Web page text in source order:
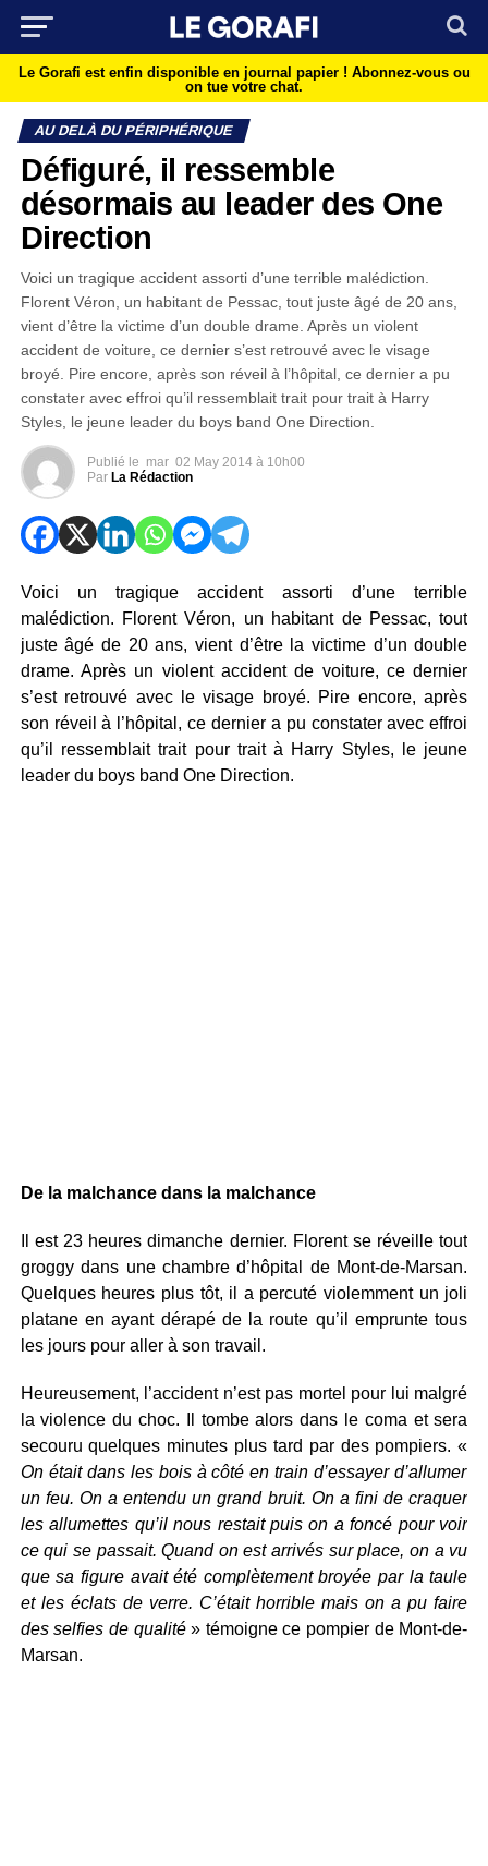
Le Gorafi est enfin disponible en journal papier ! Abonnez-vous ou
on tue votre chat.
AU DELÀ DU PÉRIPHÉRIQUE
Défiguré, il ressemble
désormais au leader des One
Direction
Voici un tragique accident assorti d’une terrible malédiction.
Florent Véron, un habitant de Pessac, tout juste âgé de 20 ans,
vient d’être la victime d’un double drame. Après un violent
accident de voiture, ce dernier s’est retrouvé avec le visage
broyé. Pire encore, après son réveil à l’hôpital, ce dernier a pu
constater avec effroi qu’il ressemblait trait pour trait à Harry
Styles, le jeune leader du boys band One Direction.
Publié le mar 02 May 2014 à 10h00
Par La Rédaction
Voici un tragique accident assorti d’une terrible
malédiction. Florent Véron, un habitant de Pessac, tout
juste âgé de 20 ans, vient d’être la victime d’un double
drame. Après un violent accident de voiture, ce dernier
s’est retrouvé avec le visage broyé. Pire encore, après
son réveil à l’hôpital, ce dernier a pu constater avec effroi
qu’il ressemblait trait pour trait à Harry Styles, le jeune
leader du boys band One Direction.
De la malchance dans la malchance
Il est 23 heures dimanche dernier. Florent se réveille tout
groggy dans une chambre d’hôpital de Mont-de-Marsan.
Quelques heures plus tôt, il a percuté violemment un joli
platane en ayant dérapé de la route qu’il emprunte tous
les jours pour aller à son travail.
Heureusement, l’accident n’est pas mortel pour lui malgré
la violence du choc. Il tombe alors dans le coma et sera
secouru quelques minutes plus tard par des pompiers. «
On était dans les bois à côté en train d’essayer d’allumer
un feu. On a entendu un grand bruit. On a fini de craquer
les allumettes qu’il nous restait puis on a foncé pour voir
ce qui se passait. Quand on est arrivés sur place, on a vu
que sa figure avait été complètement broyée par la taule
et les éclats de verre. C’était horrible mais on a pu faire
des selfies de qualité» témoigne ce pompier de Mont-de-
Marsan.